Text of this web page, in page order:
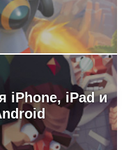
iPhone, iPad и